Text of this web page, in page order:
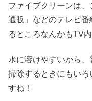
ファイブクリーンは
通販」などのテレビ
るところなんかもTV
水に溶けやすいから
掃除するときにもい
すね！